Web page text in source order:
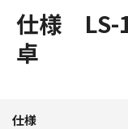
仕様 LS-
卓
仕様